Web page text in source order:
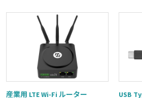
#Raspberry Pi #タブレット #防水
#ACアダプタ #照度センサー
#planP1
#カメラ #NTTドコモ網 対応商品
#ソフトバンク網 対応商品
#RS232C #GPIO #加速度センサー
産業用 LTE Wi-Fi ルーター
USB